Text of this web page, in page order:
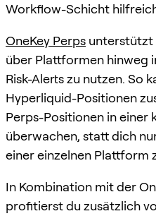
Workflow-Schicht
OneKey Perps unterstützt
über Plattformen hinweg
Risk-Alerts zu nutzen. So
Hyperliquid-Positionen
Perps-Positionen in einer
überwachen, statt dich
einer einzelnen Plattform
In Kombination mit der
profitierst du zusätzlich